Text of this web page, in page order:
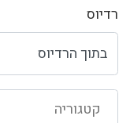
רדיוס
קטגוריה